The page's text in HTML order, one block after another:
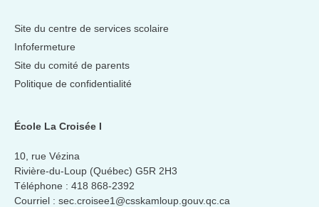
Site du centre de services scolaire
Infofermeture
Site du comité de parents
Politique de confidentialité
École La Croisée I
10, rue Vézina
Rivière-du-Loup (Québec) G5R 2H3
Téléphone : 418 868-2392
Courriel : sec.croisee1@csskamloup.gouv.qc.ca